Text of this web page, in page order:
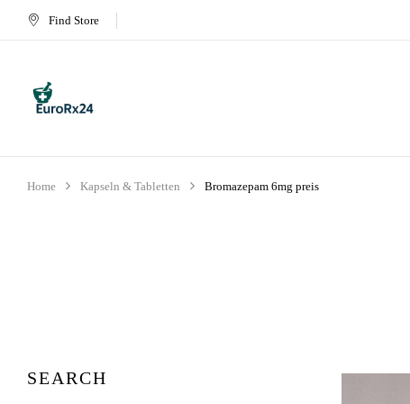
Find Store
Home Kapseln & Tabletten Bromazepam 6mg preis
SEARCH